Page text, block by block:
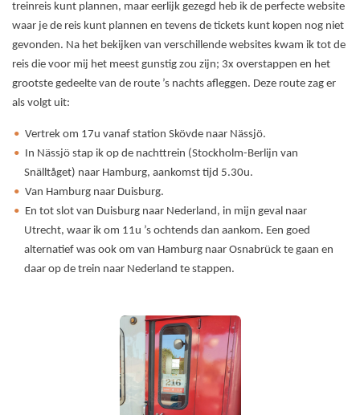
treinreis kunt plannen, maar eerlijk gezegd heb ik de perfecte website
waar je de reis kunt plannen en tevens de tickets kunt kopen nog niet
gevonden. Na het bekijken van verschillende websites kwam ik tot de
reis die voor mij het meest gunstig zou zijn; 3x overstappen en het
grootste gedeelte van de route ’s nachts afleggen. Deze route zag er
als volgt uit:
Vertrek om 17u vanaf station Skövde naar Nässjö.
In Nässjö stap ik op de nachttrein (Stockholm-Berlijn van
Snälltåget) naar Hamburg, aankomst tijd 5.30u.
Van Hamburg naar Duisburg.
En tot slot van Duisburg naar Nederland, in mijn geval naar
Utrecht, waar ik om 11u ’s ochtends dan aankom. Een goed
alternatief was ook om van Hamburg naar Osnabrück te gaan en
daar op de trein naar Nederland te stappen.